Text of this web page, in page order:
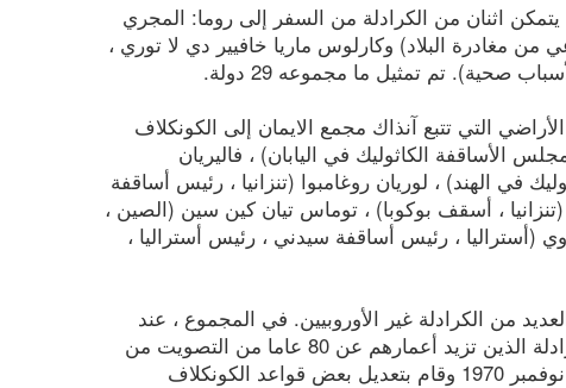
لم يتمكن اثنان من الكرادلة من السفر إلى روما: المجري
من مغادرة البلاد) وكارلوس ماريا خافيير دي لا توري ،
صحية). تم تمثيل ما مجموعه 29 دولة.
التي تتبع آنذاك مجمع الايمان إلى الكونكلاف
الأساقفة الكاثوليك في اليابان) ، فاليريان
في الهند) ، لوريان روغامبوا (تنزانيا ، رئيس أساقفة
، أسقف بوكوبا) ، توماس تيان كين سين (الصين ،
(أستراليا ، رئيس أساقفة سيدني ، رئيس أستراليا ،
من الكرادلة غير الأوروبيين. في المجموع ، عند
وفاة البابا مونتيني (في 6 آب/ أغسطس 1978) ، الذي قرر استبعاد الكرادلة الذين تزيد أعمارهم عن 80 عاما من التصويت من
قبل Motu proprio "Ingravescentem Aetatem" في 21 تشرين الثاني/ نوفمبر 1970 وقام بتعديل بعض قواعد الكونكلاف